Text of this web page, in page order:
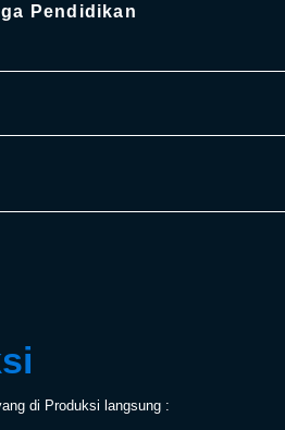
Pendidikan
di Produksi langsung :